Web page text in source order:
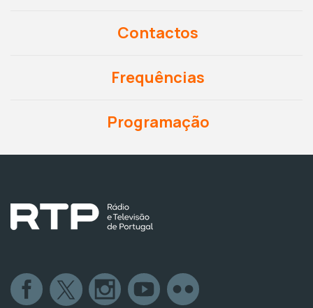
Contactos
Frequências
Programação